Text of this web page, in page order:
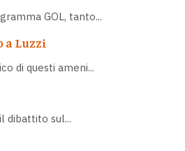
GOL, tanto...
a Luzzi
di questi ameni...
dibattito sul...